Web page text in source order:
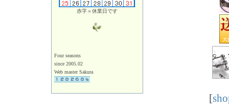
赤字＝休業日です
Four seasons
since 2005.02
Web master Sakura
[